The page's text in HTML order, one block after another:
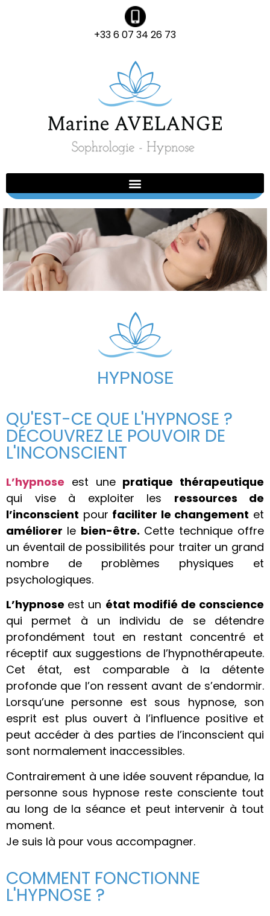
+33 6 07 34 26 73
HYPNOSE
QU'EST-CE QUE L'HYPNOSE ?
DÉCOUVREZ LE POUVOIR DE
L'INCONSCIENT
L’hypnose est une pratique thérapeutique
qui vise à exploiter les ressources de
l’inconscient pour faciliter le changement et
améliorer le bien-être. Cette technique offre
un éventail de possibilités pour traiter un grand
nombre de problèmes physiques et
psychologiques.
L’hypnose est un état modifié de conscience
qui permet à un individu de se détendre
profondément tout en restant concentré et
réceptif aux suggestions de l’hypnothérapeute.
Cet état, est comparable à la détente
profonde que l’on ressent avant de s’endormir.
Lorsqu’une personne est sous hypnose, son
esprit est plus ouvert à l’influence positive et
peut accéder à des parties de l’inconscient qui
sont normalement inaccessibles.
Contrairement à une idée souvent répandue, la
personne sous hypnose reste consciente tout
au long de la séance et peut intervenir à tout
moment.
Je suis là pour vous accompagner.
COMMENT FONCTIONNE
L'HYPNOSE ?